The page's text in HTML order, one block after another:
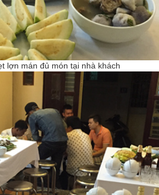
lợn mán đủ món tại nhà khách